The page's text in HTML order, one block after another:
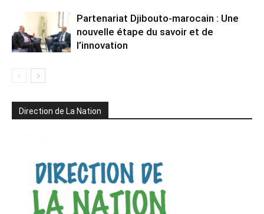
Partenariat Djibouto-marocain : Une
nouvelle étape du savoir et de
l’innovation
Direction de La Nation